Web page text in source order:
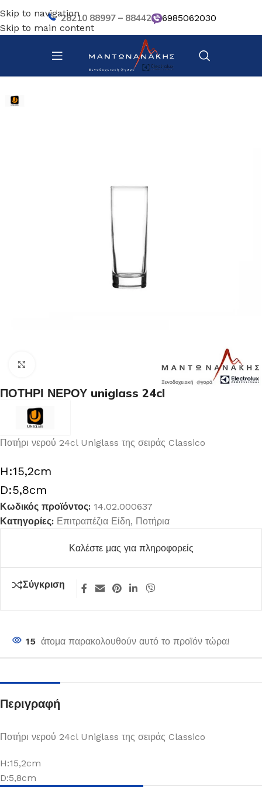
Skip to navigation
Skip to main content
28210 88997 – 88442 6985062030
Αρχική σελίδα/ Επιτραπέζια Είδη/ Ποτήρια
ΠΟΤΗΡΙ ΝΕΡΟΥ uniglass 24cl
Ποτήρι νερού 24cl Uniglass της σειράς Classico
H:15,2cm
D:5,8cm
Κωδικός προϊόντος: 14.02.000637
Κατηγορίες: Επιτραπέζια Είδη, Ποτήρια
Καλέστε μας για πληροφορείς
Σύγκριση
15 άτομα παρακολουθούν αυτό το προϊόν τώρα!
Περιγραφή
Ποτήρι νερού 24cl Uniglass της σειράς Classico
H:15,2cm
D:5,8cm